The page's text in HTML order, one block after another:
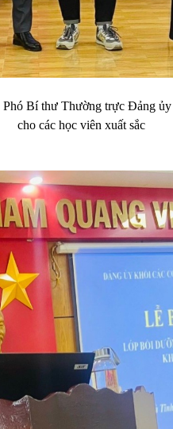
Bí thư Thường trực Đảng
cho các học viên xuất sắc